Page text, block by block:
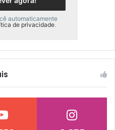
automaticamente
de privacidade.